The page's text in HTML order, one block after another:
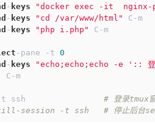
- keys "docker exec -it  nginx-
- keys "cd /var/www/html"
C-m
- keys "php i.php" C-m
-pane -t 0
- keys
"echo;echo;echo -e '::
C-m
a -t ssh # 登录
session -t ssh   # 停止后台